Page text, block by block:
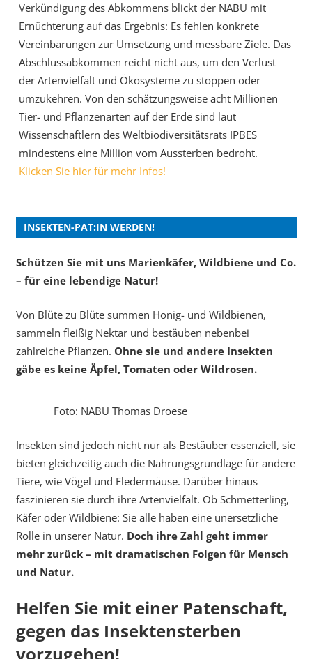
Verkündigung des Abkommens blickt der NABU mit
Ernüchterung auf das Ergebnis: Es fehlen konkrete
Vereinbarungen zur Umsetzung und messbare Ziele. Das
Abschlussabkommen reicht nicht aus, um den Verlust
der Artenvielfalt und Ökosysteme zu stoppen oder
umzukehren. Von den schätzungsweise acht Millionen
Tier- und Pflanzenarten auf der Erde sind laut
Wissenschaftlern des Weltbiodiversitätsrats IPBES
mindestens eine Million vom Aussterben bedroht.
Klicken Sie hier für mehr Infos!
INSEKTEN-PAT:IN WERDEN!
Schützen Sie mit uns Marienkäfer, Wildbiene und Co.
– für eine lebendige Natur!
Von Blüte zu Blüte summen Honig- und Wildbienen,
sammeln fleißig Nektar und bestäuben nebenbei
zahlreiche Pflanzen. Ohne sie und andere Insekten
gäbe es keine Äpfel, Tomaten oder Wildrosen.
Foto: NABU Thomas Droese
Insekten sind jedoch nicht nur als Bestäuber essenziell, sie
bieten gleichzeitig auch die Nahrungsgrundlage für andere
Tiere, wie Vögel und Fledermäuse. Darüber hinaus
faszinieren sie durch ihre Artenvielfalt. Ob Schmetterling,
Käfer oder Wildbiene: Sie alle haben eine unersetzliche
Rolle in unserer Natur. Doch ihre Zahl geht immer
mehr zurück – mit dramatischen Folgen für Mensch
und Natur.
Helfen Sie mit einer Patenschaft,
gegen das Insektensterben
vorzugehen!